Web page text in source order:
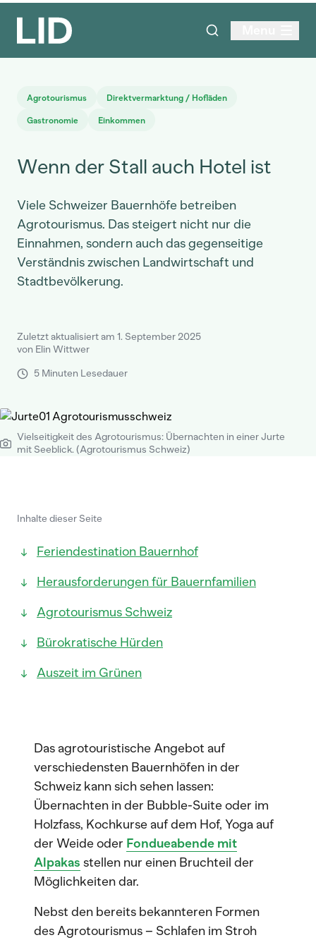
Agrotourismus Direktvermarktung / Hofläden
Gastronomie Einkommen
Wenn der Stall auch Hotel ist
Viele Schweizer Bauernhöfe betreiben
Agrotourismus. Das steigert nicht nur die
Einnahmen, sondern auch das gegenseitige
Verständnis zwischen Landwirtschaft und
Stadtbevölkerung.
Zuletzt aktualisiert am 1. September 2025
von Elin Wittwer
5 Minuten Lesedauer
Vielseitigkeit des Agrotourismus: Übernachten in einer Jurte
mit Seeblick. (Agrotourismus Schweiz)
Inhalte dieser Seite
Feriendestination Bauernhof
Herausforderungen für Bauernfamilien
Agrotourismus Schweiz
Bürokratische Hürden
Auszeit im Grünen
Das agrotouristische Angebot auf
verschiedensten Bauernhöfen in der
Schweiz kann sich sehen lassen:
Übernachten in der Bubble-Suite oder im
Holzfass, Kochkurse auf dem Hof, Yoga auf
der Weide oder Fondueabende mit
Alpakas stellen nur einen Bruchteil der
Möglichkeiten dar.
Nebst den bereits bekannteren Formen
des Agrotourismus – Schlafen im Stroh